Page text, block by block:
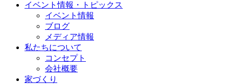
イベント情報・トピックス
イベント情報
ブログ
メディア情報
私たちについて
コンセプト
会社概要
家づくり